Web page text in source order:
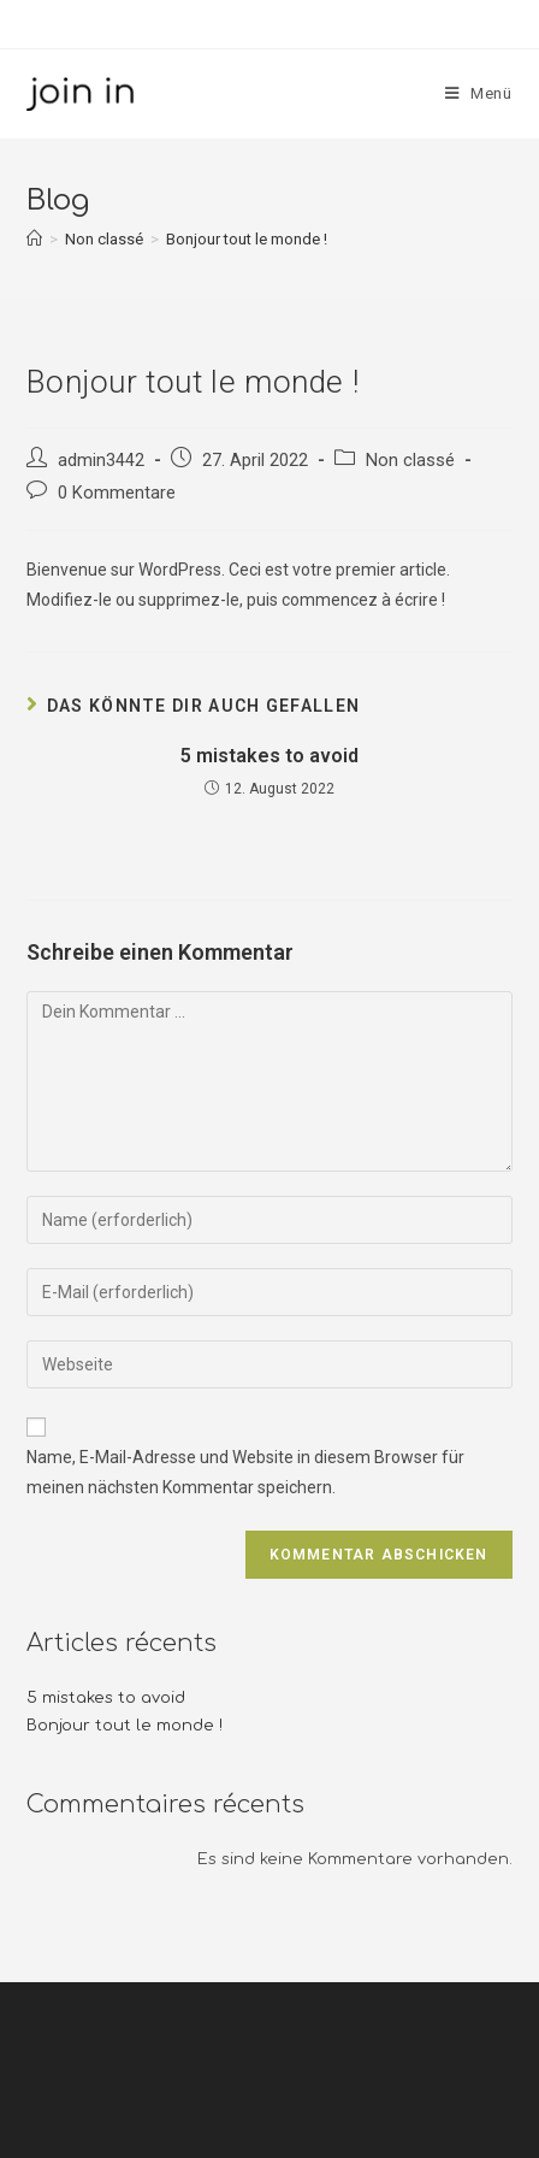
Menü
Blog
> Non classé > Bonjour tout le monde !
Bonjour tout le monde !
admin3442 27. April 2022
Non classé
0 Kommentare
Bienvenue sur WordPress. Ceci est votre premier article.
Modifiez-le ou supprimez-le, puis commencez à écrire !
DAS KÖNNTE DIR AUCH GEFALLEN
5 mistakes to avoid
12. August 2022
Schreibe einen Kommentar
Name, E-Mail-Adresse und Website in diesem Browser für
meinen nächsten Kommentar speichern.
Articles récents
5 mistakes to avoid
Bonjour tout le monde !
Commentaires récents
Es sind keine Kommentare vorhanden.